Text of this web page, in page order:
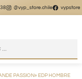
vypstore.cl
PASSION» EDP HOMBRE